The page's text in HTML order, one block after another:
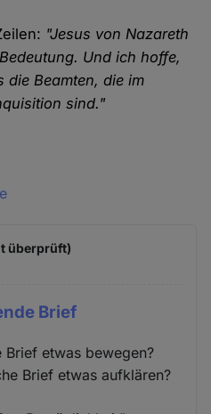
"Jesus von Nazareth
Und ich hoffe,
die Beamten, die im
sind."
überprüft)
Brief
etwas bewegen?
Brief etwas aufklären?